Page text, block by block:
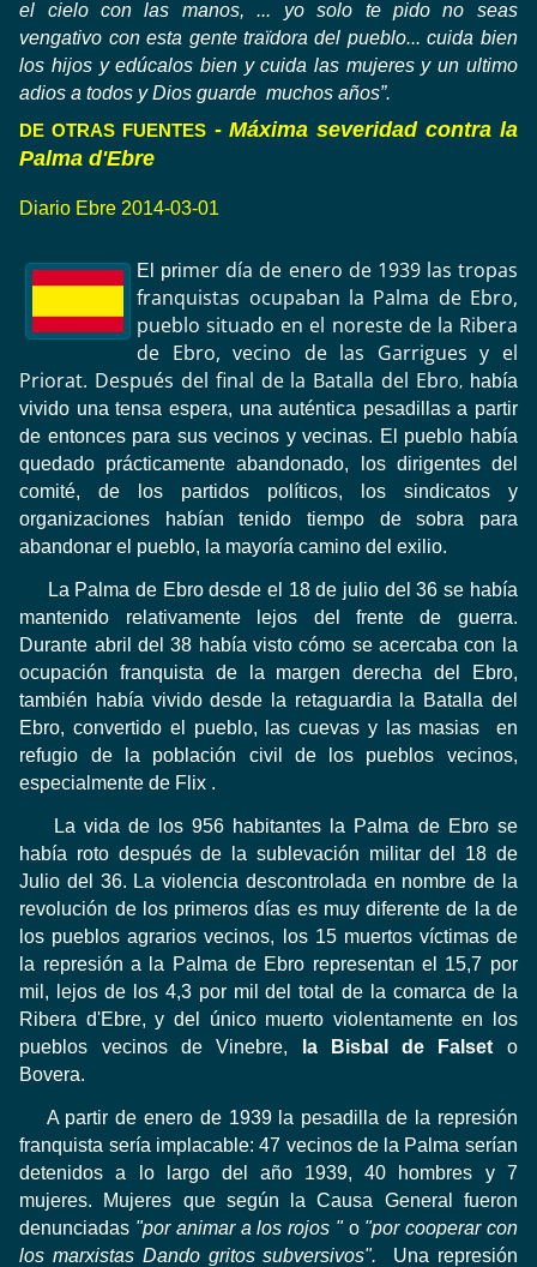
el cielo con las manos, ... yo solo te pido no seas
vengativo con esta gente traïdora del pueblo... cuida bien
los hijos y edúcalos bien y cuida las mujeres y un ultimo
adios a todos y Dios guarde muchos años”.
DE OTRAS FUENTES-Máxima severidad contra la
Palma d'Ebre
Diario Ebre 2014-03-01
El primer día de enero de 1939 las tropas
franquistas ocupaban la Palma de Ebro,
pueblo situado en el noreste de la Ribera
de Ebro, vecino de las Garrigues y el
Priorat. Después del final de la Batalla del Ebro, había
vivido una tensa espera, una auténtica pesadillas a partir
de entonces para sus vecinos y vecinas. El pueblo había
quedado prácticamente abandonado, los dirigentes del
comité,de los partidos políticos,
los sindicatos y
organizaciones
habían tenido
tiempo de sobra para
abandonar el pueblo, la mayoría camino del exilio.
La Palma de Ebro desde el 18 de julio del 36 se había
mantenido relativamente lejos del frente de guerra.
Durante abril del 38 había visto cómo se acercaba con la
ocupación franquista de la margen derecha del Ebro,
también había vivido desde la retaguardia la Batalla del
Ebro, convertido el pueblo, las cuevas y las masias
en
refugio de la población civil de los pueblos vecinos,
especialmente de Flix .
La vida de los 956 habitantes la Palma de Ebro se
había roto después de la sublevación militar del 18 de
Julio del 36. La violencia descontrolada en nombre de la
revolución de los primeros días es muy diferente de la de
los pueblos agrarios vecinos, los 15 muertos víctimas de
la represión a la Palma de Ebro representan el 15,7 por
mil, lejos de los 4,3 por mil del total de la comarca de la
Ribera d'Ebre, y del único muerto violentamente en los
pueblos vecinos de Vinebre,
la Bisbal de Falset o
Bovera.
A partir de enero de 1939 la pesadilla de la represión
franquista sería implacable: 47 vecinos de la Palma serían
detenidos a lo largo del año 1939, 40 hombres y 7
mujeres. Mujeres que según la Causa General fueron
denunciadas "por animar a los rojos " o "por cooperar con
los marxistas Dando gritos subversivos".
Una represión